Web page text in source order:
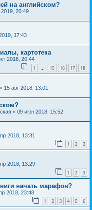
на английском?
20:49
17:43
картотека
2018, 20:44
1 … 15 16 17 18
« 15 авг 2018, 13:01
« 09 июн 2018, 15:52
2018, 13:31
1 2 3
2018, 13:29
1 2 3
начать марафон?
2018, 23:48
1 2 3 4 5 6